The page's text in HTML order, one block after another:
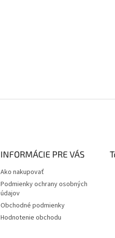
INFORMÁCIE PRE VÁS
Ako nakupovať
Podmienky ochrany osobných
údajov
Obchodné podmienky
Hodnotenie obchodu